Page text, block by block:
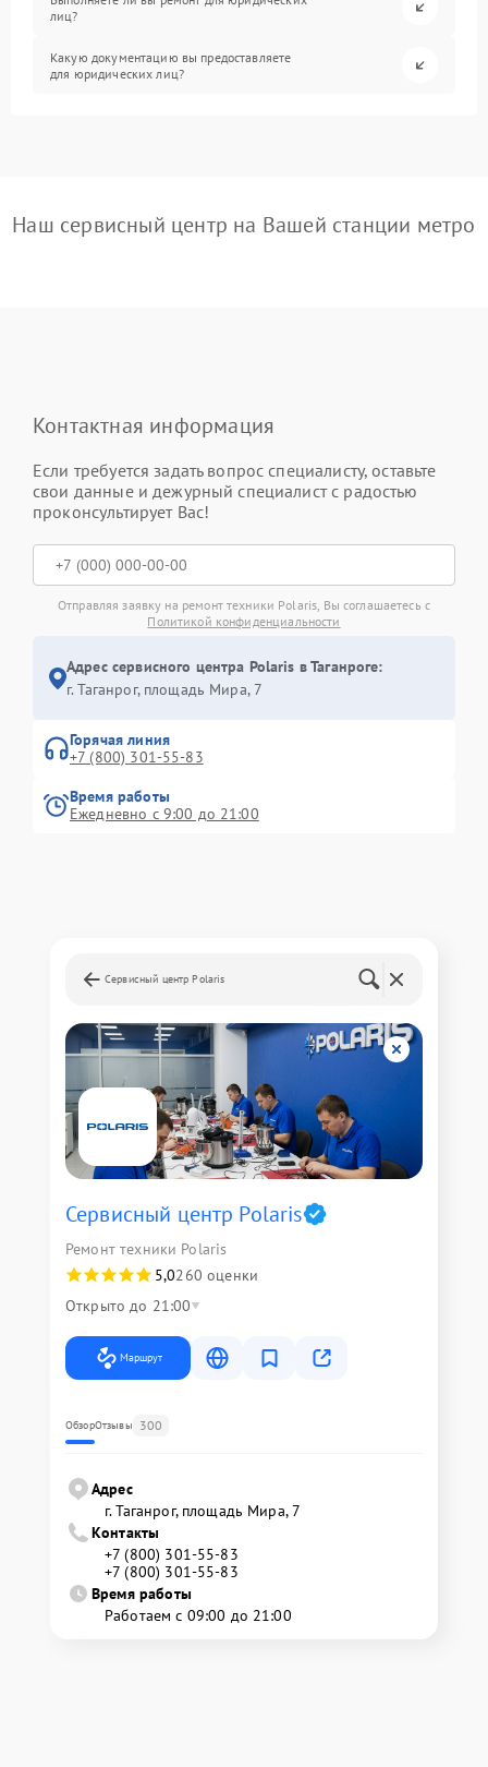
лиц?
Какую документацию вы предоставляете
для юридических лиц?
Наш сервисный центр на Вашей станции метро
Контактная информация
Если требуется задать вопрос специалисту, оставьте
свои данные и дежурный специалист с радостью
проконсультирует Вас!
Отправляя заявку на ремонт техники Polaris, Вы соглашаетесь с
Политикой конфиденциальности
Адрес сервисного центра Polaris в Таганроге:
г. Таганрог, площадь Мира, 7
Горячая линия
+7 (800) 301-55-83
Время работы
Ежедневно с 9:00 до 21:00
Сервисный центр Polaris
Сервисный центр Polaris
Ремонт техники Polaris
5,0260 оценки
Открыто до 21:00
Маршрут
ОбзорОтзывы 300
Адрес
г. Таганрог, площадь Мира, 7
Контакты
+7 (800) 301-55-83
+7 (800) 301-55-83
Время работы
Работаем с 09:00 до 21:00